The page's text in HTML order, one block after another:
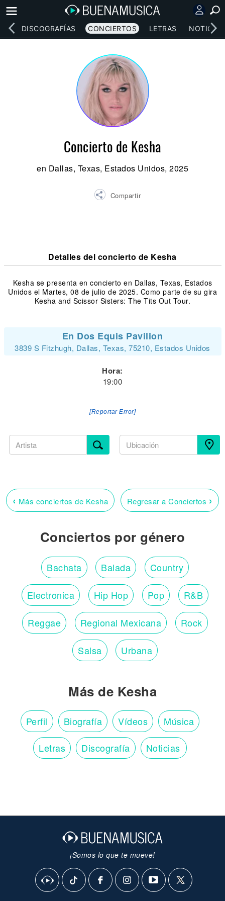
DISCOGRAFÍAS CONCIERTOS LETRAS NOTICIAS
Concierto de Kesha
en Dallas, Texas, Estados Unidos, 2025
Compartir
Detalles del concierto de Kesha
Kesha se presenta en concierto en Dallas, Texas, Estados
Unidos el Martes, 08 de julio de 2025. Como parte de su gira
Kesha and Scissor Sisters: The Tits Out Tour.
En Dos Equis Pavilion
3839 S Fitzhugh, Dallas, Texas, 75210, Estados Unidos
Hora:
19:00
[Reportar Error]
‹ Más conciertos de Kesha Regresar a Conciertos ›
Conciertos por género
Bachata Balada Country
Electronica Hip Hop Pop R&B
Reggae Regional Mexicana Rock
Salsa Urbana
Más de Kesha
Perfil Biografía Vídeos Música
Letras Discografía Noticias
¡Somos lo que te mueve!